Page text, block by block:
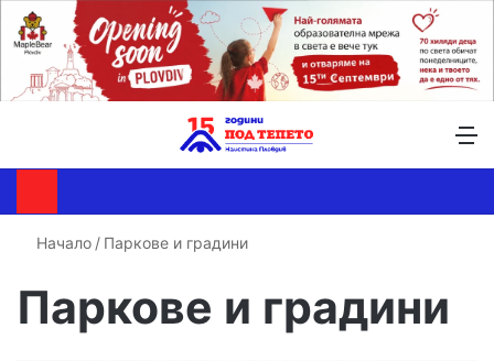
Начало / Паркове и градини
Паркове и градини